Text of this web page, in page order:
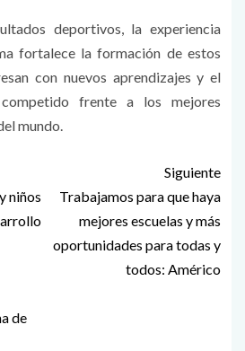
deportivos, la experiencia
fortalece la formación de estos
con nuevos aprendizajes y el
frente a los mejores
mundo.
niños
de
Siguiente
Trabajamos para que haya
mejores escuelas y más
oportunidades para todas y
todos: Américo